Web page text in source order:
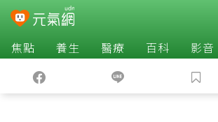
焦點 養生 醫療 百科 影音